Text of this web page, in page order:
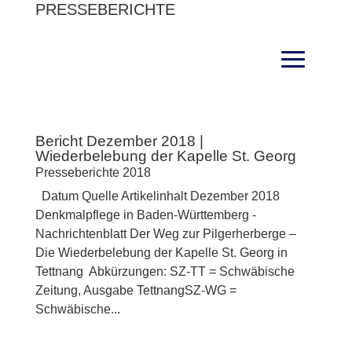
PRESSEBERICHTE
Bericht Dezember 2018 |
Wiederbelebung der Kapelle St. Georg
Presseberichte 2018
Datum Quelle Artikelinhalt Dezember 2018
Denkmalpflege in Baden-Württemberg -
Nachrichtenblatt Der Weg zur Pilgerherberge –
Die Wiederbelebung der Kapelle St. Georg in
Tettnang Abkürzungen: SZ-TT = Schwäbische
Zeitung, Ausgabe TettnangSZ-WG =
Schwäbische...